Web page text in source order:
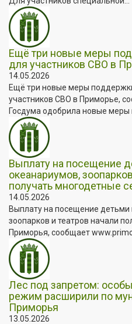
Ещё три новые меры
для участников СВО в
14.05.2026
Ещё три новые меры
участников СВО в Приморье,
Госдума одобрила новые меры
Выплату на посещение
океанариумов,
получать многодетные
14.05.2026
Выплату на посещение детьми
зоопарков и театров начали
Приморья, сообщает
Лес под запретом:
режим расширили по
Приморья
13.05.2026